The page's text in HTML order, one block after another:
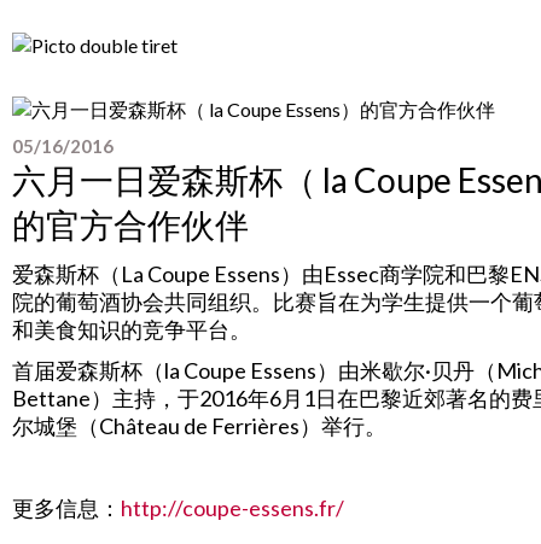
05/16/2016
六月一日爱森斯杯（ la Coupe
的官方合作伙伴
爱森斯杯（ La Coupe Essens）由Essec商学院和巴黎
院的葡萄酒协会共同组织。比赛旨在为学生提供一个葡
和美食知识的竞争平台。
首届爱森斯杯（la Coupe Essens）由米歇尔·贝丹（
Bettane）主持，于2016年6月 1日在巴黎近郊著名的费
尔城堡（Château de Ferrières）举行。
更多信息： http://coupe-essens.fr/